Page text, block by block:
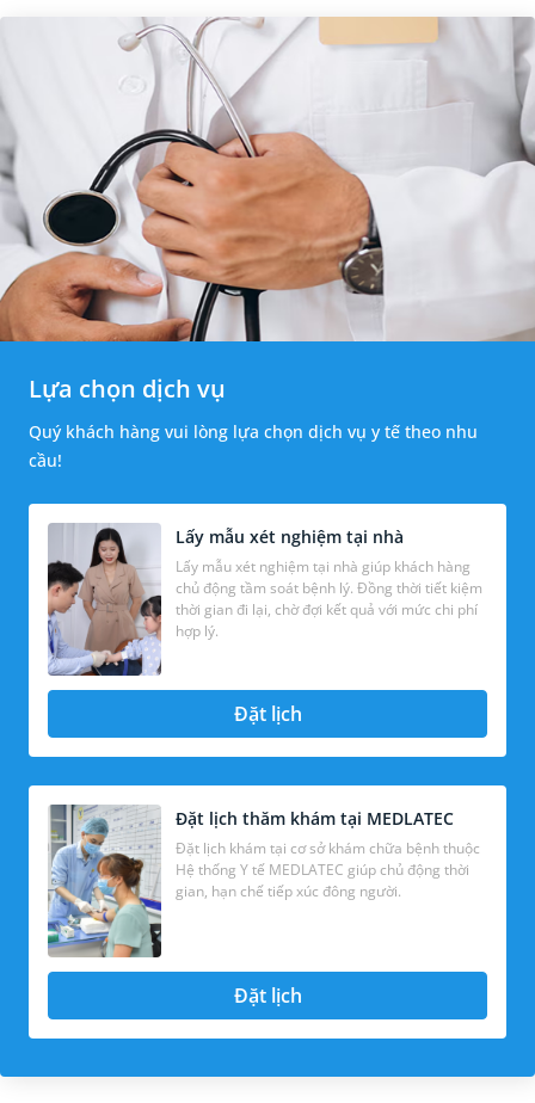
Lựa chọn dịch vụ
Quý khách hàng vui lòng lựa chọn dịch vụ y tế theo nhu
cầu!
Lấy mẫu xét nghiệm tại nhà
Lấy mẫu xét nghiệm tại nhà giúp khách hàng
chủ động tầm soát bệnh lý. Đồng thời tiết kiệm
thời gian đi lại, chờ đợi kết quả với mức chi phí
hợp lý.
Đặt lịch
Đặt lịch thăm khám tại MEDLATEC
Đặt lịch khám tại cơ sở khám chữa bệnh thuộc
Hệ thống Y tế MEDLATEC giúp chủ động thời
gian, hạn chế tiếp xúc đông người.
Đặt lịch